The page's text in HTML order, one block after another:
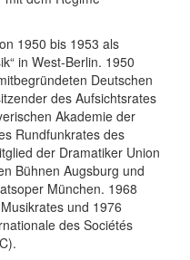
1950 bis 1953 als
in West-Berlin. 1950
Deutschen
des Aufsichtsrates
Akademie der
Rundfunkrates des
der Dramatiker Union
Bühnen Augsburg und
München. 1968
und 1976
des Sociétés